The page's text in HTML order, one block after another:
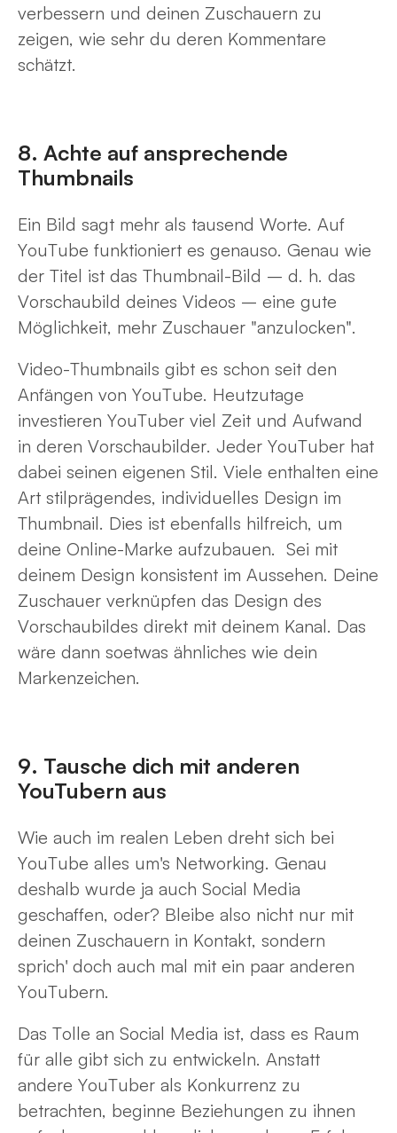
verbessern und deinen Zuschauern zu
zeigen, wie sehr du deren Kommentare
schätzt.
8. Achte auf ansprechende
Thumbnails
Ein Bild sagt mehr als tausend Worte. Auf
YouTube funktioniert es genauso. Genau wie
der Titel ist das Thumbnail-Bild – d. h. das
Vorschaubild deines Videos – eine gute
Möglichkeit, mehr Zuschauer "anzulocken".
Video-Thumbnails gibt es schon seit den
Anfängen von YouTube. Heutzutage
investieren YouTuber viel Zeit und Aufwand
in deren Vorschaubilder. Jeder YouTuber hat
dabei seinen eigenen Stil. Viele enthalten eine
Art stilprägendes, individuelles Design im
Thumbnail. Dies ist ebenfalls hilfreich, um
deine Online-Marke aufzubauen. Sei mit
deinem Design konsistent im Aussehen. Deine
Zuschauer verknüpfen das Design des
Vorschaubildes direkt mit deinem Kanal. Das
wäre dann soetwas ähnliches wie dein
Markenzeichen.
9. Tausche dich mit anderen
YouTubern aus
Wie auch im realen Leben dreht sich bei
YouTube alles um's Networking. Genau
deshalb wurde ja auch Social Media
geschaffen, oder? Bleibe also nicht nur mit
deinen Zuschauern in Kontakt, sondern
sprich' doch auch mal mit ein paar anderen
YouTubern.
Das Tolle an Social Media ist, dass es Raum
für alle gibt sich zu entwickeln. Anstatt
andere YouTuber als Konkurrenz zu
betrachten, beginne Beziehungen zu ihnen